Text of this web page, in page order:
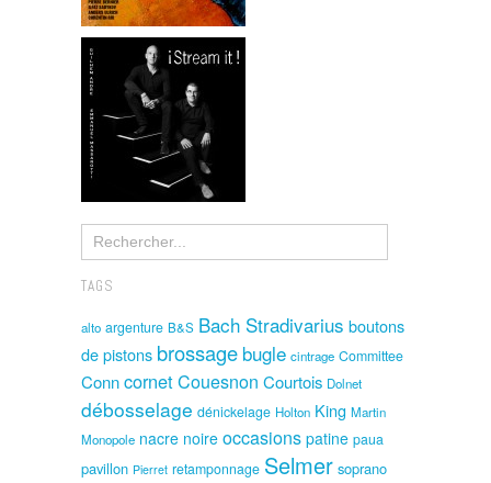
TAGS
alto argenture B&S Bach Stradivarius boutons
de pistons brossage bugle cintrage Committee
ConncornetCouesnon Courtois Dolnet
débosselage dénickelage Holton King Martin
Monopole nacre noire occasions patine paua
pavillon Pierret retamponnage Selmer soprano